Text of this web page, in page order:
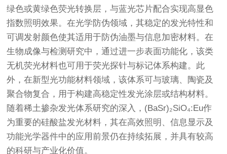
绿色或黄绿色荧光转换层，与蓝光芯片配合实现高显色
指数照明效果。在光学防伪领域，其稳定的发光特性和
可调发射颜色使其适用于防伪油墨与信息加密材料。在
生物成像与检测研究中，通过进一步表面功能化，该类
无机荧光材料也可用于荧光探针与标记体系构建。此
外，在新型光功能材料领域，该体系可与玻璃、陶瓷及
聚合物复合，用于构建高稳定性发光涂层或结构材料。
随着稀土掺杂发光体系研究的深入，(BaSr)₂SiO₄:Eu作
为重要的硅酸盐发光材料，其在高效照明、信息显示及
功能光学器件中的应用前景仍在持续拓展，并具有较高
的科研与产业化价值。